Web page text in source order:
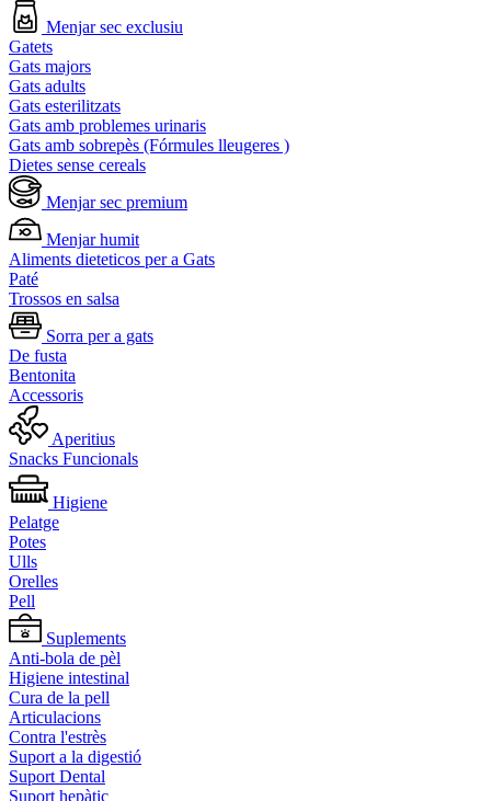
Menjar sec exclusiu
Gatets
Gats majors
Gats adults
Gats esterilitzats
Gats amb problemes urinaris
Gats amb sobrepès (Fórmules lleugeres )
Dietes sense cereals
Menjar sec premium
Menjar humit
Aliments dieteticos per a Gats
Paté
Trossos en salsa
Sorra per a gats
De fusta
Bentonita
Accessoris
Aperitius
Snacks Funcionals
Higiene
Pelatge
Potes
Ulls
Orelles
Pell
Suplements
Anti-bola de pèl
Higiene intestinal
Cura de la pell
Articulacions
Contra l'estrès
Suport a la digestió
Suport Dental
Suport hepàtic